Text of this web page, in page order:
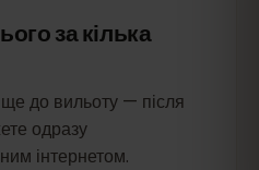
за кілька
до вильоту — після
одразу
інтернетом.